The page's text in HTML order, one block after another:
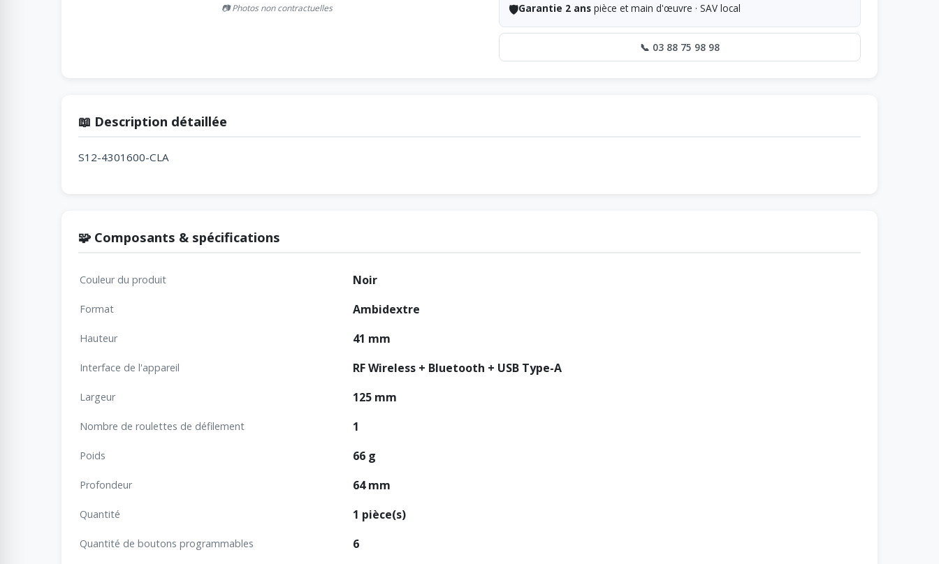
📷 Photos non contractuelles 🛡️Garantie 2 ans pièce et main d'œuvre · SAV local
📞 03 88 75 98 98
📖 Description détaillée
S12-4301600-CLA
🧩 Composants & spécifications
Couleur du produit Noir
Format Ambidextre
Hauteur 41 mm
Interface de l'appareil RF Wireless + Bluetooth + USB Type-A
Largeur 125 mm
Nombre de roulettes de défilement 1
Poids 66 g
Profondeur 64 mm
Quantité 1 pièce(s)
Quantité de boutons programmables 6